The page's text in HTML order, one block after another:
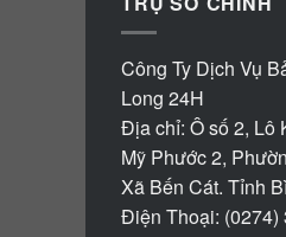
Công Ty Dịch Vụ
Long 24H
Địa chỉ: Ô số 2, Lô
Mỹ Phước 2,
Xã Bến Cát. Tỉnh
Điện Thoại: (0274)